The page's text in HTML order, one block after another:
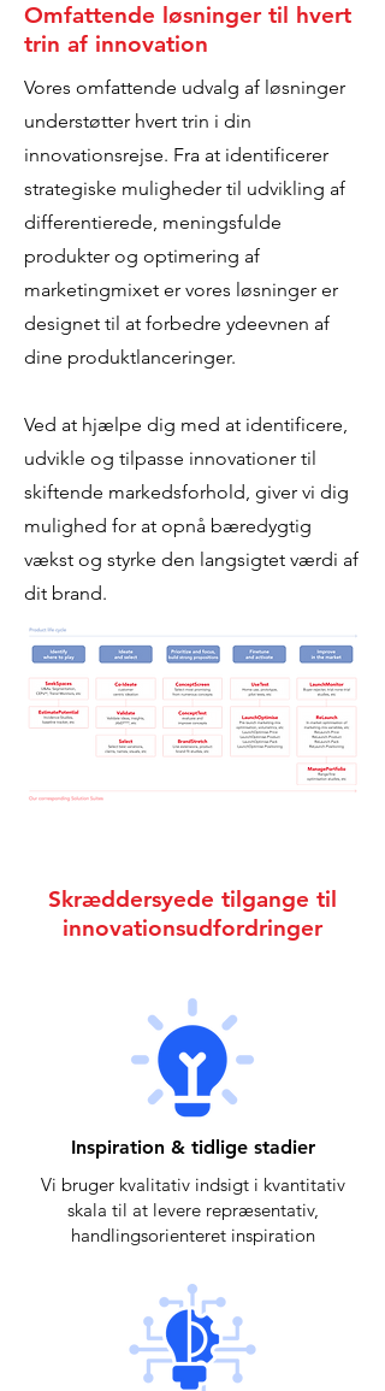
Omfattende løsninger til hvert
trin af innovation
Vores omfattende udvalg af løsninger
understøtter hvert trin i din
innovationsrejse. Fra at identificerer
strategiske muligheder til udvikling af
differentierede, meningsfulde
produkter og optimering af
marketingmixet er vores løsninger er
designet til at forbedre ydeevnen af
dine produktlanceringer.
Ved at hjælpe dig med at identificere,
udvikle og tilpasse innovationer til
skiftende markedsforhold, giver vi dig
mulighed for at opnå bæredygtig
vækst og styrke den langsigtet værdi af
dit brand.
Skræddersyede tilgange til
innovationsudfordringer
Inspiration & tidlige stadier
Vi bruger kvalitativ indsigt i kvantitativ
skala til at levere repræsentativ,
handlingsorienteret inspiration